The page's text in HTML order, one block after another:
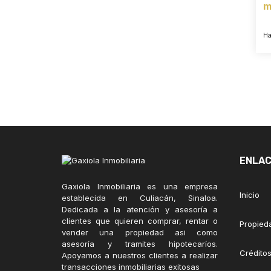
Gaxiola Inmobiliaria es una empresa
establecida en Culiacán, Sinaloa.
Dedicada a la atención y asesoría a
clientes que quieren comprar, rentar o
vender una propiedad asi como
asesoría y tramites hipotecaríos.
Apoyamos a nuestros clientes a realizar
transacciones inmobiliarias exitosas
Inicio